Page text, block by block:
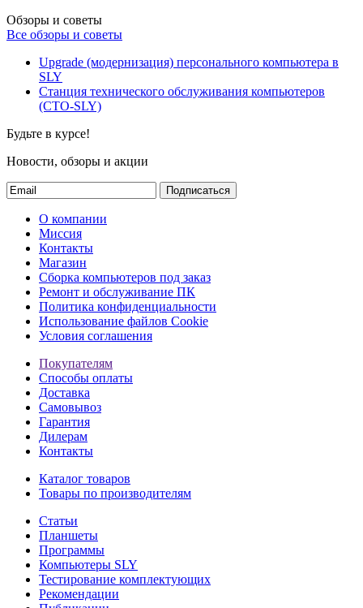
Обзоры и советы
Все обзоры и советы
Upgrade (модернизация) персонального компьютера в
SLY
Станция технического обслуживания компьютеров
(СТО-SLY)
Будьте в курсе!
Новости, обзоры и акции
Подписаться
О компании
Миссия
Контакты
Магазин
Сборка компьютеров под заказ
Ремонт и обслуживание ПК
Политика конфиденциальности
Использование файлов Cookie
Условия соглашения
Покупателям
Способы оплаты
Доставка
Самовывоз
Гарантия
Дилерам
Контакты
Каталог товаров
Товары по производителям
Статьи
Планшеты
Программы
Компьютеры SLY
Тестирование комплектующих
Рекомендации